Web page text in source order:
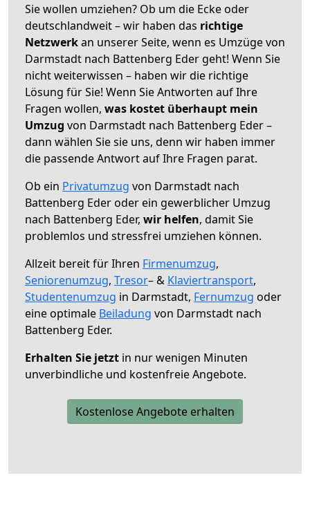
Sie wollen umziehen? Ob um die Ecke oder
deutschlandweit – wir haben das richtige
Netzwerkan unserer Seite, wenn es Umzüge von
Darmstadt nach Battenberg Eder geht! Wenn Sie
nicht weiterwissen – haben wir die richtige
Lösung für Sie! Wenn Sie Antworten auf Ihre
Fragen wollen, was kostet überhaupt mein
Umzug von Darmstadt nach Battenberg Eder –
dann wählen Sie sie uns, denn wir haben immer
die passende Antwort auf Ihre Fragen parat.
Ob ein Privatumzug von Darmstadt nach
Battenberg Eder oder ein gewerblicher Umzug
nach Battenberg Eder, wir helfen, damit Sie
problemlos und stressfrei umziehen können.
Allzeit bereit für Ihren Firmenumzug,
Seniorenumzug, Tresor– & Klaviertransport,
Studentenumzug in Darmstadt, Fernumzug oder
eine optimale Beiladung von Darmstadt nach
Battenberg Eder.
Erhalten Sie jetzt in nur wenigen Minuten
unverbindliche und kostenfreie Angebote.
Kostenlose Angebote erhalten